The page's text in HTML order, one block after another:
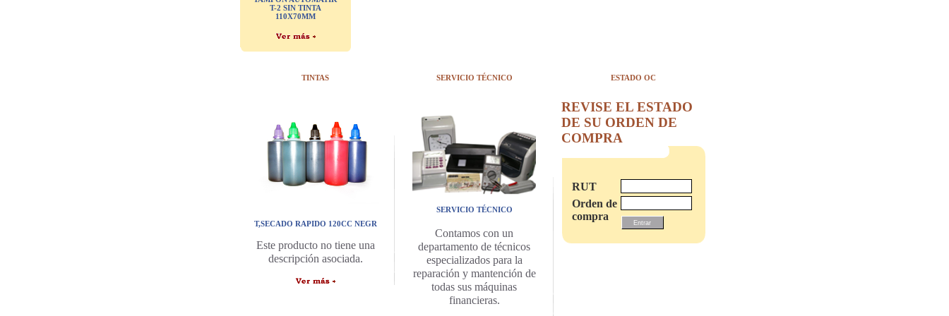
T-2 SIN TINTA
110X70MM
TINTAS
T,SECADO RAPIDO 120CC NEGR
Este producto no tiene una
descripción asociada.
SERVICIO TÉCNICO
SERVICIO TÉCNICO
Contamos con un
departamento de técnicos
especializados para la
reparación y mantención de
todas sus máquinas
financieras.
ESTADO OC
REVISE EL ESTADO
DE SU ORDEN DE
COMPRA
RUT
Orden de
compra